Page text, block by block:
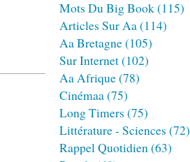
Mots Du Big Book(115)
Articles Sur Aa(114)
Aa Bretagne(105)
Sur Internet(102)
Aa Afrique(78)
Cinémaa(75)
Long Timers (75)
Littérature - Sciences (72)
Rappel Quotidien(63)